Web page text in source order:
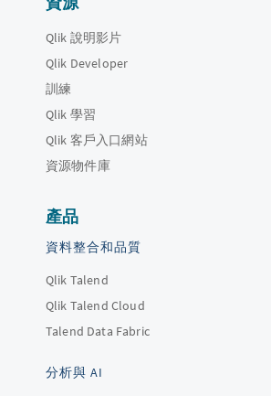
Qlik 說明影片
Qlik Developer
訓練
Qlik 學習
Qlik 客戶入口網站
資源物件庫
產品
資料整合和品質
Qlik Talend
Qlik Talend Cloud
Talend Data Fabric
分析與 AI